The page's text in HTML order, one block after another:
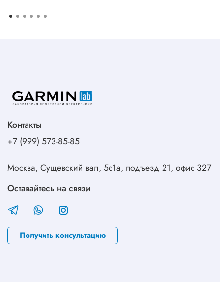
Контакты
+7 (999) 573-85-85
Москва, Сущевский вал, 5с1а, подъезд 21, офис 327
Оставайтесь на связи
Получить консультацию